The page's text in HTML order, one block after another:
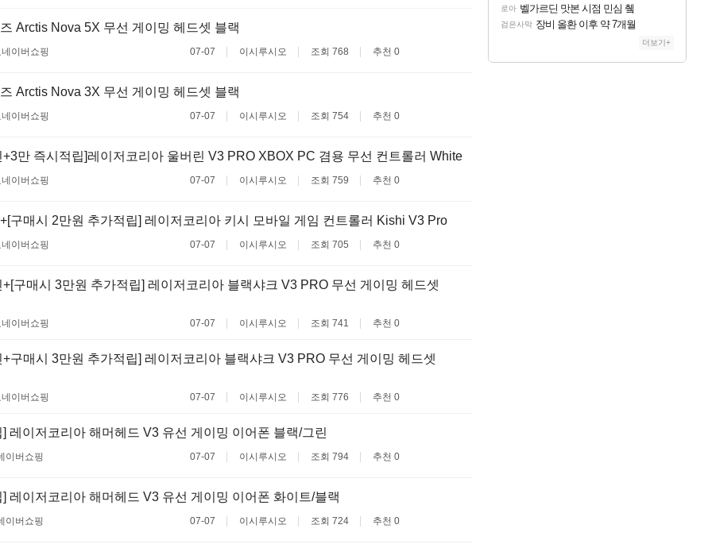
Arctis Nova 5X 무선 게이밍 헤드셋 블랙
네이버쇼핑 07-07 이시루시오 조회 768 추천 0
Arctis Nova 3X 무선 게이밍 헤드셋 블랙
네이버쇼핑 07-07 이시루시오 조회 754 추천 0
만 즉시적립]레이저코리아 울버린 V3 PRO XBOX PC 겸용 무선 컨트롤러 White
네이버쇼핑 07-07 이시루시오 조회 759 추천 0
구매시 2만원 추가적립] 레이저코리아 키시 모바일 게임 컨트롤러 Kishi V3 Pro
네이버쇼핑 07-07 이시루시오 조회 705 추천 0
구매시 3만원 추가적립] 레이저코리아 블랙샤크 V3 PRO 무선 게이밍 헤드셋
네이버쇼핑 07-07 이시루시오 조회 741 추천 0
구매시 3만원 추가적립] 레이저코리아 블랙샤크 V3 PRO 무선 게이밍 헤드셋
네이버쇼핑 07-07 이시루시오 조회 776 추천 0
레이저코리아 해머헤드 V3 유선 게이밍 이어폰 블랙/그린
이버쇼핑 07-07 이시루시오 조회 794 추천 0
레이저코리아 해머헤드 V3 유선 게이밍 이어폰 화이트/블랙
이버쇼핑 07-07 이시루시오 조회 724 추천 0
로아 벨가르딘 맛본 시점 민심 췤
검은사막 장비 올환 이후 약 7개월
더보기+